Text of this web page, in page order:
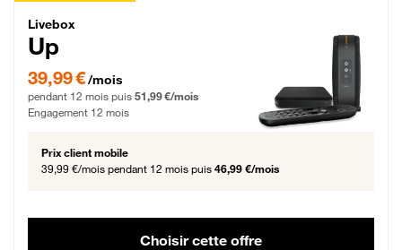
Livebox Up Fibre
Livebox
Up
39,99 € par mois pendant 12 mois puis 51,99 € par mois, Engagement 12 mois
39,99 €/mois
pendant 12 mois puis 51,99 €/mois
Engagement 12 mois
Prix client mobile
39,99 €/mois pendant 12 mois puis 46,99 €/mois
Choisir cette offre